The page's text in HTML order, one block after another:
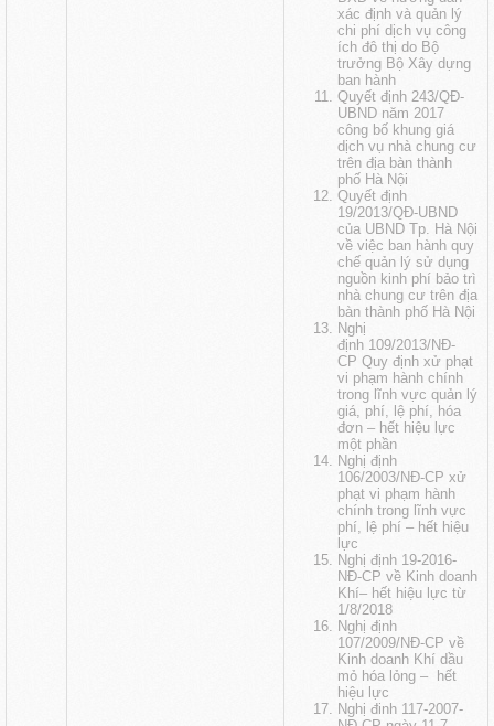
xác định và quản lý
chi phí dịch vụ công
ích đô thị do Bộ
trưởng Bộ Xây dựng
ban hành
Quyết định 243/QĐ-
UBND năm 2017
công bố khung giá
dịch vụ nhà chung cư
trên địa bàn thành
phố Hà Nội
Quyết định
19/2013/QĐ-UBND
của UBND Tp. Hà Nội
về việc ban hành quy
chế quản lý sử dụng
nguồn kinh phí bảo trì
nhà chung cư trên địa
bàn thành phố Hà Nội
Nghị
định 109/2013/NĐ-
CP Quy định xử phạt
vi phạm hành chính
trong lĩnh vực quản lý
giá, phí, lệ phí, hóa
đơn – hết hiệu lực
một phần
Nghị định
106/2003/NĐ-CP xử
phạt vi phạm hành
chính trong lĩnh vực
phí, lệ phí – hết hiệu
lực
Nghị định 19-2016-
NĐ-CP về Kinh doanh
Khí– hết hiệu lực từ
1/8/2018
Nghị định
107/2009/NĐ-CP về
Kinh doanh Khí dầu
mỏ hóa lỏng – hết
hiệu lực
Nghị đinh 117-2007-